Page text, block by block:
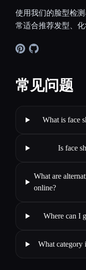
使用我们的脸型检
常适合推荐发型、化
常见问题
What is face
Is face
What are
online?
Where can I
What category